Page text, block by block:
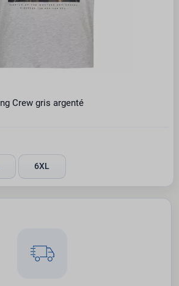
Crew gris argenté
6XL